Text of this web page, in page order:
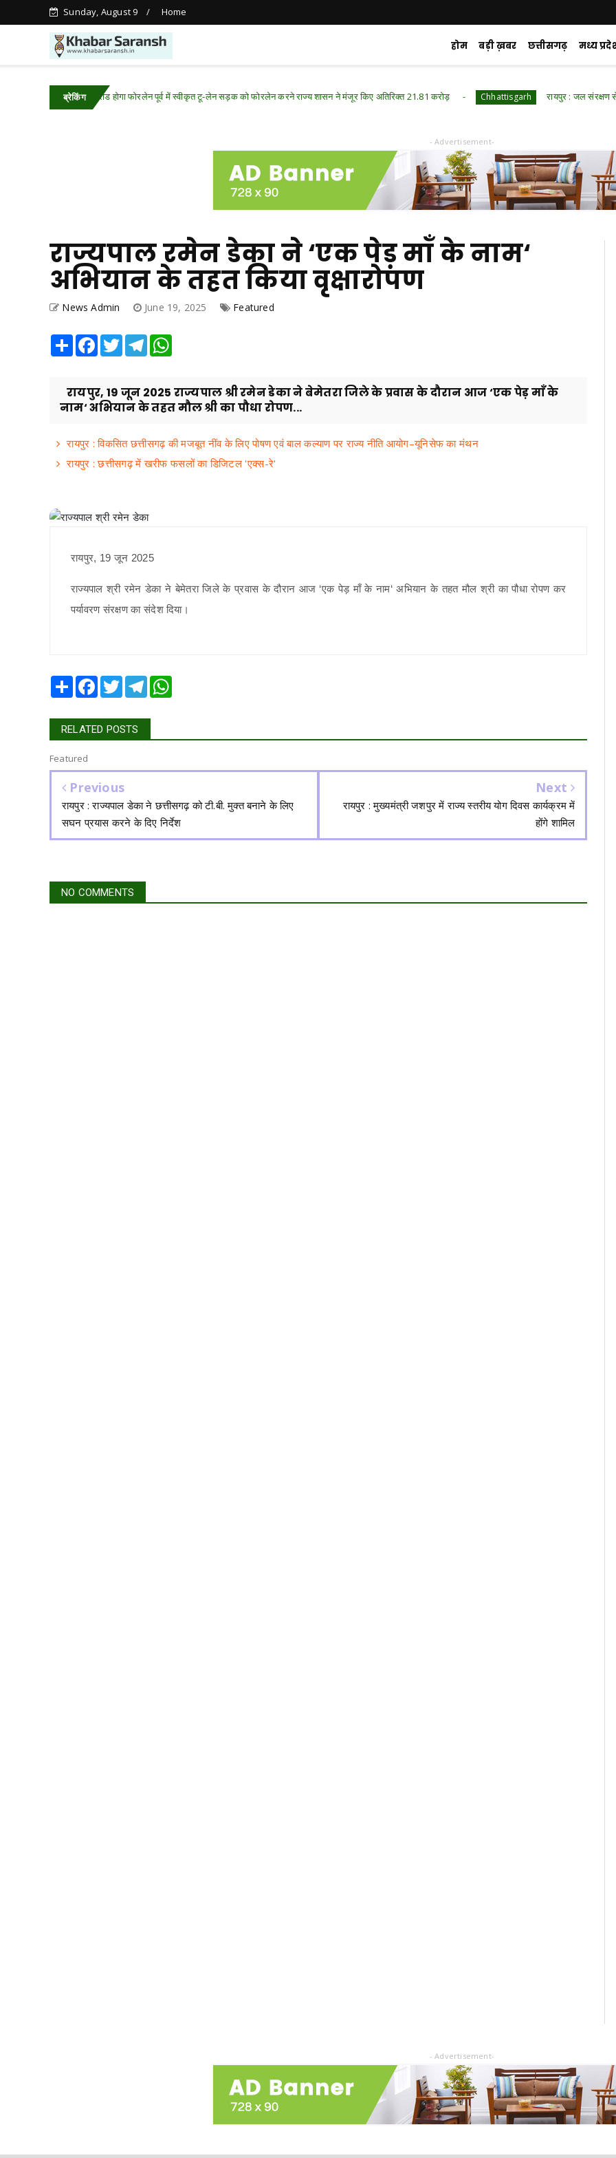
Sunday, August 9 Home
होम बड़ी ख़बर छत्तीसगढ़ मध्य
ब्रेकिंग
नांदघाट-मुंगेली रोड होगा फोरलेन पूर्व में स्वीकृत टू-लेन सड़क को फोरलेन करने राज्य शासन ने मंजूर किए अतिरिक्त 21.81 करोड़ Chhattisgarh रायपुर : जल संरक्षण से बदला
- Advertisement-
राज्यपाल रमेन डेका ने ‘एक पेड़ माँ के नाम‘
अभियान के तहत किया वृक्षारोपण
News Admin June 19, 2025 Featured
Share Facebook
TwitterTelegram
रायपुर, 19 जून 2025 राज्यपाल श्री रमेन डेका ने बेमेतरा जिले के प्रवास के दौरान आज ‘एक पेड़ माँ के
नाम‘ अभियान के तहत मौल श्री का पौधा रोपण...
रायपुर : विकसित छत्तीसगढ़ की मजबूत नींव के लिए पोषण एवं बाल कल्याण पर राज्य नीति आयोग–यूनिसेफ का मंथन
​रायपुर : ​छत्तीसगढ़ में खरीफ फसलों का डिजिटल 'एक्स-रे'
रायपुर, 19 जून 2025
राज्यपाल श्री रमेन डेका ने बेमेतरा जिले के प्रवास के दौरान आज ‘एक पेड़ माँ के नाम‘ अभियान के तहत मौल श्री का पौधा रोपण कर
पर्यावरण संरक्षण का संदेश दिया।
Share Facebook
TwitterTelegram
RELATED POSTS
Featured
Previous
रायपुर : राज्यपाल डेका ने छत्तीसगढ़ को टी.बी. मुक्त बनाने के लिए
सघन प्रयास करने के दिए निर्देश
Next
रायपुर : मुख्यमंत्री जशपुर में राज्य स्तरीय योग दिवस कार्यक्रम में
होंगे शामिल
NO COMMENTS
- Advertisement-